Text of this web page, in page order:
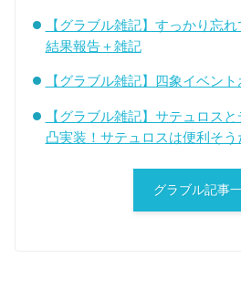
【グラブル雑記】すっかり忘
結果報告＋雑記
【グラブル雑記】四象イベン
【グラブル雑記】サテュロス
凸実装！サテュロスは便利そう
グラブル記事